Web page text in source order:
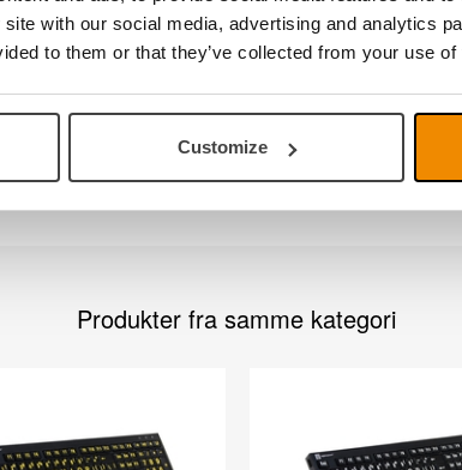
with our social media, advertising and analytics
to them or that they’ve collected from your use
Customize
USB hub and a separate one for the keyboard,
installations that require data security.
use. No software required. Soft touch keystroke -
Produkter fra samme kategori